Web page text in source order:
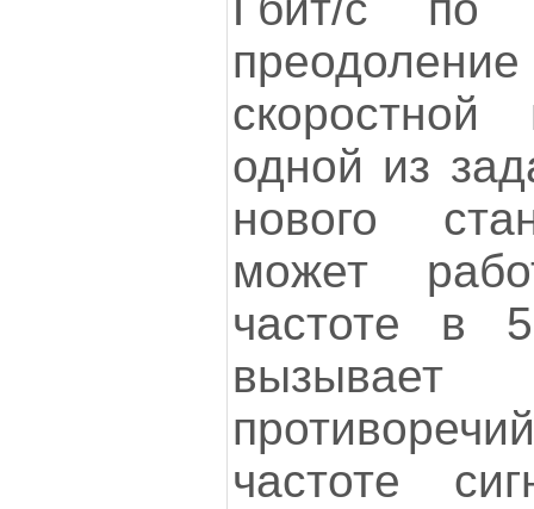
скоростной
одной из
нового
может
частоте в
частоте